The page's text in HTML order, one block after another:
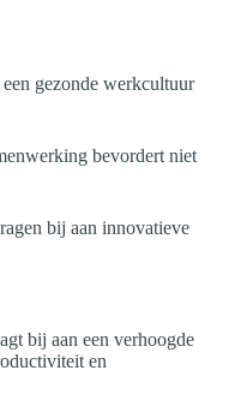
gezonde werkcultuur
bevordert niet
bij aan innovatieve
bij aan een verhoogde
en